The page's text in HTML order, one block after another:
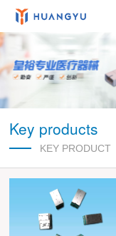
Key products
KEY PRODUCT